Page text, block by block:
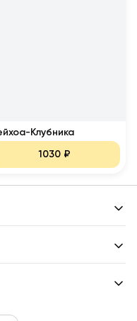
Клубника
1030₽